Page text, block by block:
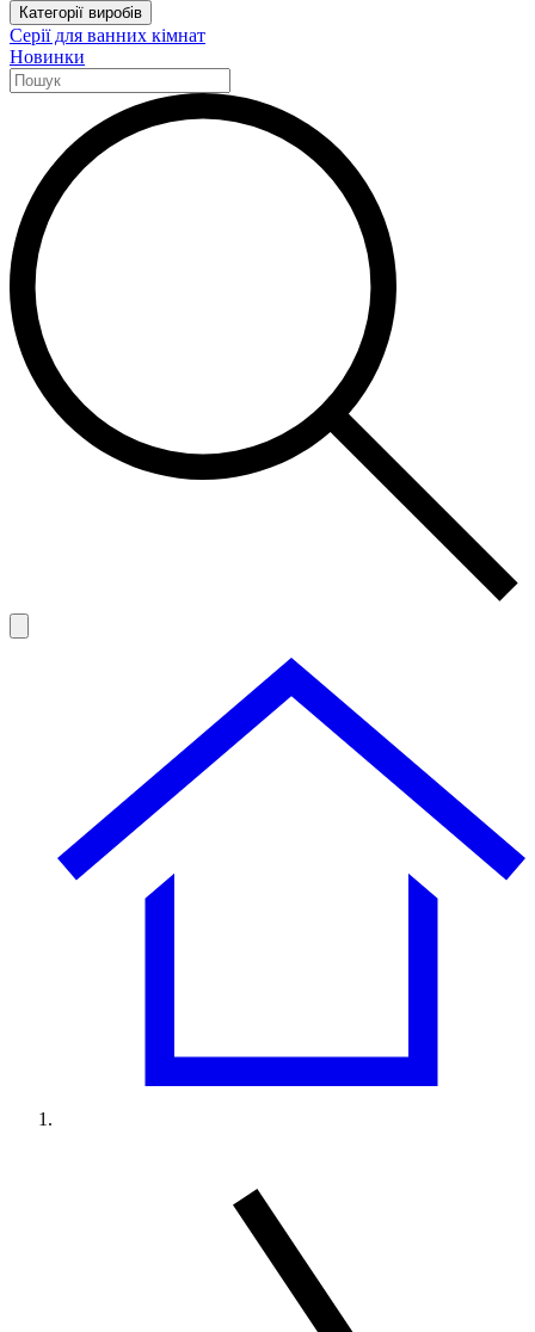
Категорії виробів
Серії для ванних кімнат
Новинки